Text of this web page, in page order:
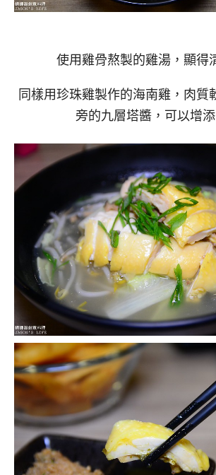
使用雞骨熬製的雞湯，顯得
同樣用珍珠雞製作的海南雞，肉質
旁的九層塔醬，可以增